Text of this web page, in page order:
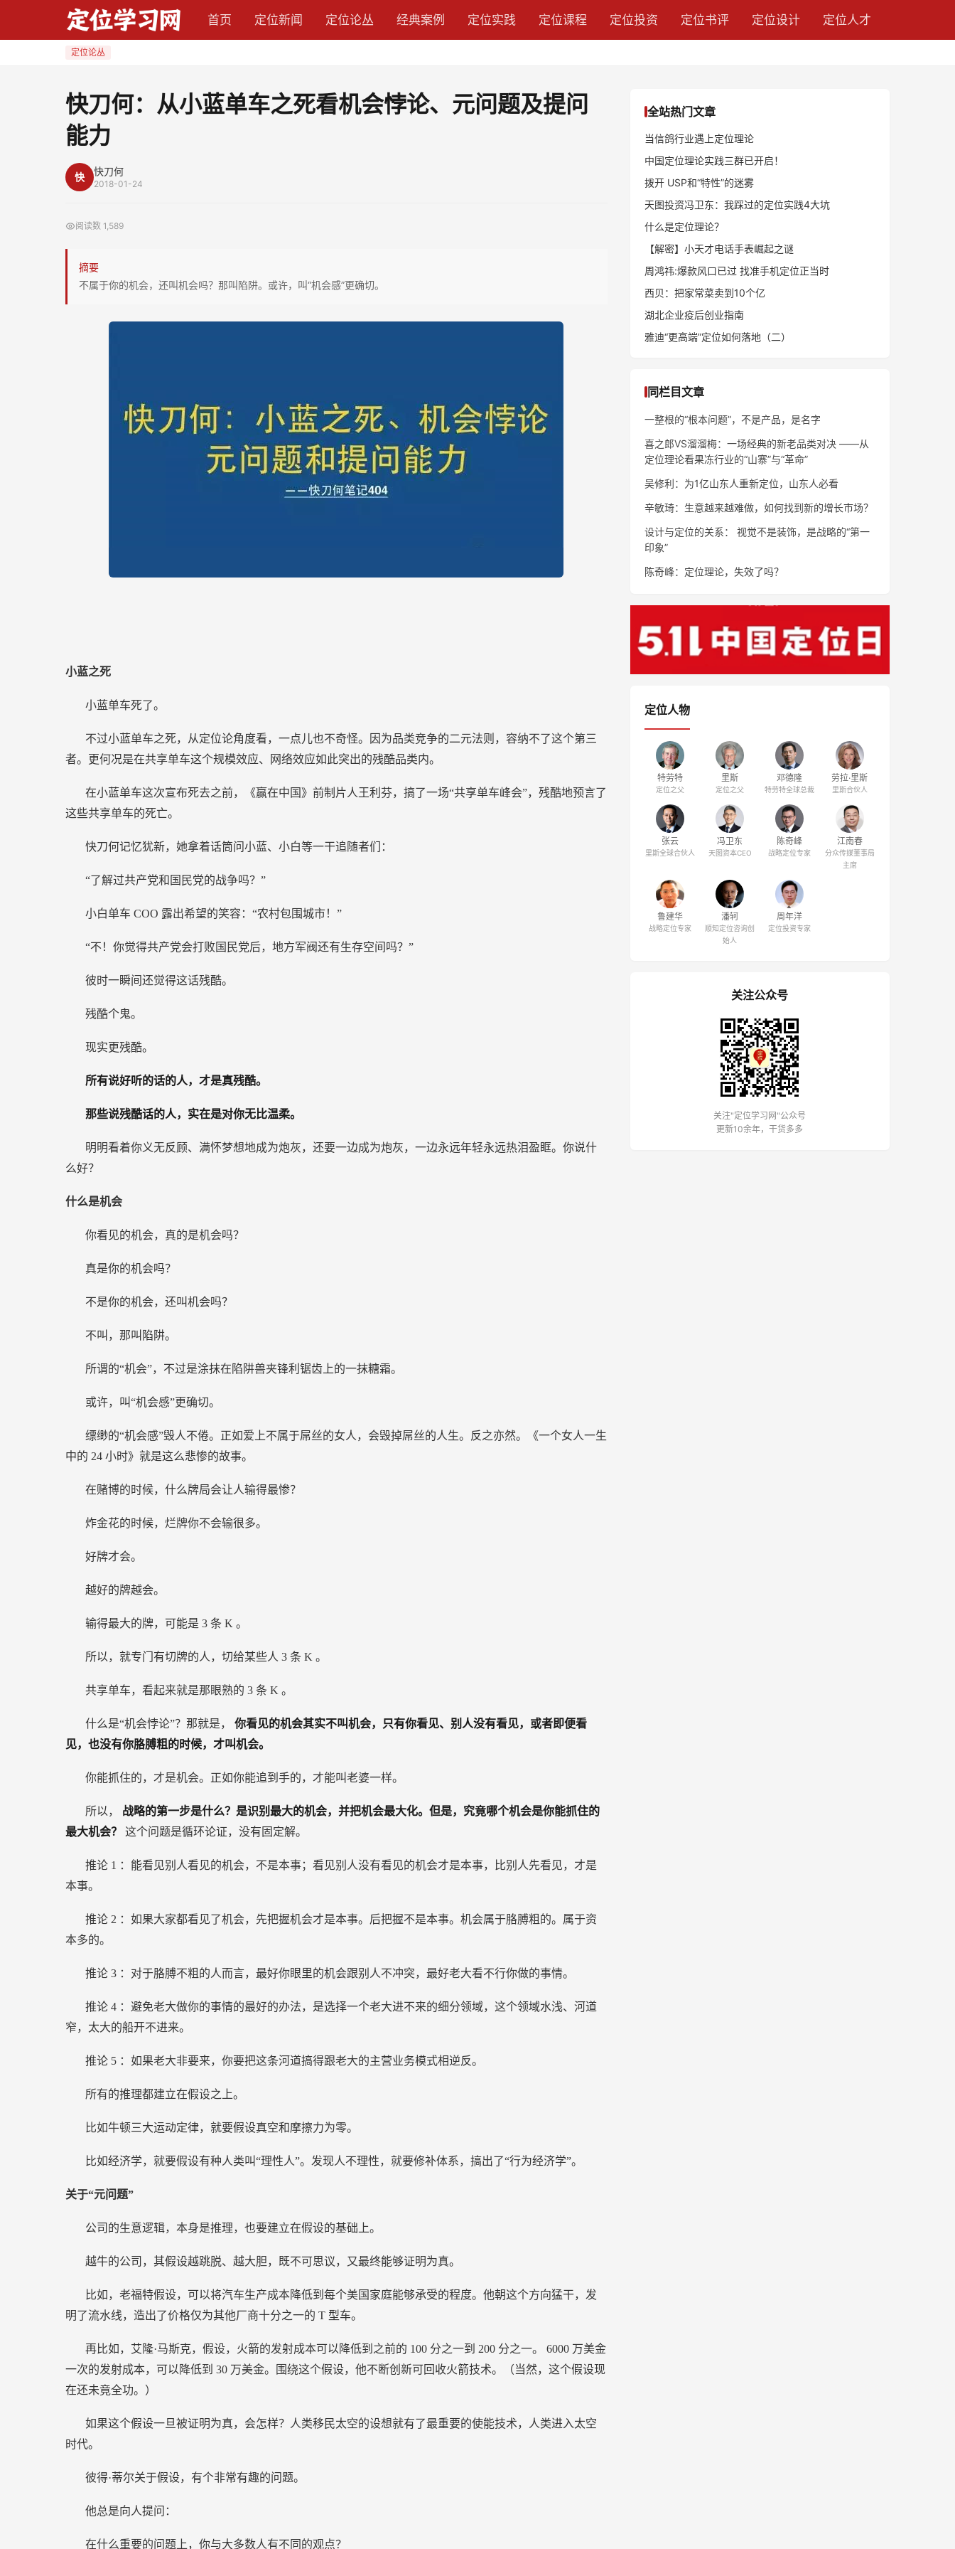
首页 定位新闻 定位论丛 经典案例 定位实践 定位课程 定位投资 定位书评 定位设计 定位人才
定位论丛
快刀何：从小蓝单车之死看机会悖论、元问题及提问
能力
快 快刀何
2018-01-24
阅读数 1,589
摘要
不属于你的机会，还叫机会吗？那叫陷阱。或许，叫“机会感”更确切。
小蓝之死
小蓝单车死了。
不过小蓝单车之死，从定位论角度看，一点儿也不奇怪。因为品类竞争的二元法则，容纳不了这个第三
者。更何况是在共享单车这个规模效应、网络效应如此突出的残酷品类内。
在小蓝单车这次宣布死去之前，《赢在中国》前制片人王利芬，搞了一场“共享单车峰会”，残酷地预言了
这些共享单车的死亡。
快刀何记忆犹新，她拿着话筒问小蓝、小白等一干追随者们：
“了解过共产党和国民党的战争吗？”
小白单车 COO 露出希望的笑容：“农村包围城市！”
“不！你觉得共产党会打败国民党后，地方军阀还有生存空间吗？”
彼时一瞬间还觉得这话残酷。
残酷个鬼。
现实更残酷。
所有说好听的话的人，才是真残酷。
那些说残酷话的人，实在是对你无比温柔。
明明看着你义无反顾、满怀梦想地成为炮灰，还要一边成为炮灰，一边永远年轻永远热泪盈眶。你说什
么好？
什么是机会
你看见的机会，真的是机会吗？
真是你的机会吗？
不是你的机会，还叫机会吗？
不叫，那叫陷阱。
所谓的“机会”，不过是涂抹在陷阱兽夹锋利锯齿上的一抹糖霜。
或许，叫“机会感”更确切。
缥缈的“机会感”毁人不倦。正如爱上不属于屌丝的女人，会毁掉屌丝的人生。反之亦然。《一个女人一生
中的 24 小时》就是这么悲惨的故事。
在赌博的时候，什么牌局会让人输得最惨？
炸金花的时候，烂牌你不会输很多。
好牌才会。
越好的牌越会。
输得最大的牌，可能是 3 条 K 。
所以，就专门有切牌的人，切给某些人 3 条 K 。
共享单车，看起来就是那眼熟的 3 条 K 。
什么是“机会悖论”？那就是， 你看见的机会其实不叫机会，只有你看见、别人没有看见，或者即便看
见，也没有你胳膊粗的时候，才叫机会。
你能抓住的，才是机会。正如你能追到手的，才能叫老婆一样。
所以， 战略的第一步是什么？是识别最大的机会，并把机会最大化。但是，究竟哪个机会是你能抓住的
最大机会？ 这个问题是循环论证，没有固定解。
推论 1 ：能看见别人看见的机会，不是本事；看见别人没有看见的机会才是本事，比别人先看见，才是
本事。
推论 2 ：如果大家都看见了机会，先把握机会才是本事。后把握不是本事。机会属于胳膊粗的。属于资
本多的。
推论 3 ：对于胳膊不粗的人而言，最好你眼里的机会跟别人不冲突，最好老大看不行你做的事情。
推论 4 ：避免老大做你的事情的最好的办法，是选择一个老大进不来的细分领域，这个领域水浅、河道
窄，太大的船开不进来。
推论 5 ：如果老大非要来，你要把这条河道搞得跟老大的主营业务模式相逆反。
所有的推理都建立在假设之上。
比如牛顿三大运动定律，就要假设真空和摩擦力为零。
比如经济学，就要假设有种人类叫“理性人”。发现人不理性，就要修补体系，搞出了“行为经济学”。
关于“元问题”
公司的生意逻辑，本身是推理，也要建立在假设的基础上。
越牛的公司，其假设越跳脱、越大胆，既不可思议，又最终能够证明为真。
比如，老福特假设，可以将汽车生产成本降低到每个美国家庭能够承受的程度。他朝这个方向猛干，发
明了流水线，造出了价格仅为其他厂商十分之一的 T 型车。
再比如，艾隆·马斯克，假设，火箭的发射成本可以降低到之前的 100 分之一到 200 分之一。 6000 万美金
一次的发射成本，可以降低到 30 万美金。围绕这个假设，他不断创新可回收火箭技术。（当然，这个假设现
在还未竟全功。）
如果这个假设一旦被证明为真，会怎样？人类移民太空的设想就有了最重要的使能技术，人类进入太空
时代。
彼得·蒂尔关于假设，有个非常有趣的问题。
他总是向人提问：
在什么重要的问题上，你与大多数人有不同的观点？
全站热门文章
当信鸽行业遇上定位理论
中国定位理论实践三群已开启！
拨开 USP和“特性”的迷雾
天图投资冯卫东：我踩过的定位实践4大坑
什么是定位理论？
【解密】小天才电话手表崛起之谜
周鸿祎:爆款风口已过 找准手机定位正当时
西贝：把家常菜卖到10个亿
湖北企业疫后创业指南
雅迪“更高端”定位如何落地（二）
同栏目文章
一整根的“根本问题”，不是产品，是名字
喜之郎VS溜溜梅：一场经典的新老品类对决 ——从
定位理论看果冻行业的“山寨”与“革命”
吴修利：为1亿山东人重新定位，山东人必看
辛敏琦：生意越来越难做，如何找到新的增长市场？
设计与定位的关系： 视觉不是装饰，是战略的“第一
印象”
陈奇峰：定位理论，失效了吗？
定位人物
特劳特
定位之父
里斯
定位之父
邓德隆
特劳特全球总裁
劳拉·里斯
里斯合伙人
张云
里斯全球合伙人
冯卫东
天图资本CEO
陈奇峰
战略定位专家
江南春
分众传媒董事局
主席
鲁建华
战略定位专家
潘轲
顺知定位咨询创
始人
周年洋
定位投资专家
关注公众号
关注"定位学习网"公众号
更新10余年，干货多多